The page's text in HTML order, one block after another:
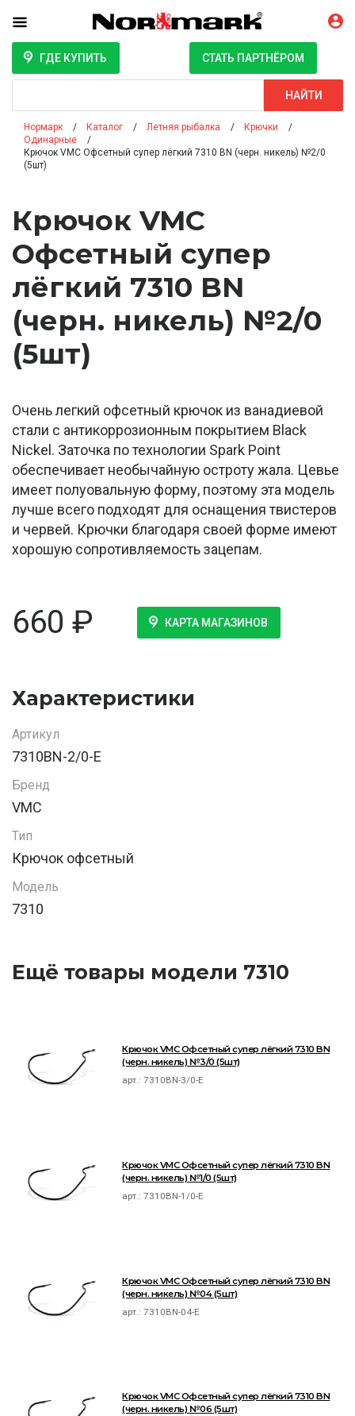
ГДЕ КУПИТЬ СТАТЬ ПАРТНЁРОМ
НАЙТИ
Нормарк Каталог Летняя рыбалка
Крючки
Одинарные
Крючок VMC Офсетный супер лёгкий 7310 BN (черн. никель) №2/0
(5шт)
Крючок VMC
Офсетный супер
лёгкий 7310 BN
(черн. никель) №2/0
(5шт)
Очень легкий офсетный крючок из ванадиевой
стали с антикоррозионным покрытием Black
Nickel. Заточка по технологии Spark Point
обеспечивает необычайную остроту жала. Цевье
имеет полуовальную форму, поэтому эта модель
лучше всего подходят для оснащения твистеров
и червей. Крючки благодаря своей форме имеют
хорошую сопротивляемость зацепам.
660 ₽ КАРТА МАГАЗИНОВ
Характеристики
Артикул
7310BN-2/0-E
Бренд
VMC
Тип
Крючок офсетный
Модель
7310
Ещё товары модели 7310
Крючок VMC Офсетный супер лёгкий 7310 BN
(черн. никель) №3/0 (5шт)
арт.:7310BN-3/0-E
Крючок VMC Офсетный супер лёгкий 7310 BN
(черн. никель) №1/0 (5шт)
арт.:7310BN-1/0-E
Крючок VMC Офсетный супер лёгкий 7310 BN
(черн. никель) №04 (5шт)
арт.:7310BN-04-E
Крючок VMC Офсетный супер лёгкий 7310 BN
(черн. никель) №06 (5шт)